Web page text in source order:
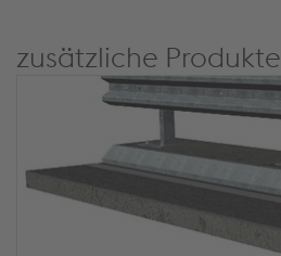
zusätzliche Produkte